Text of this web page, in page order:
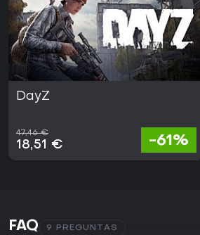
DayZ
47,46 €
18,51 € -61%
FAQ 9 PREGUNTAS